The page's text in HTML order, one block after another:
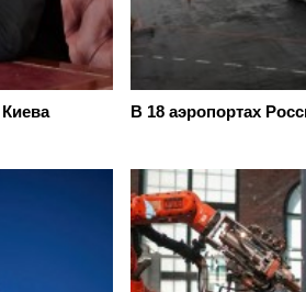
В 18 аэропортах